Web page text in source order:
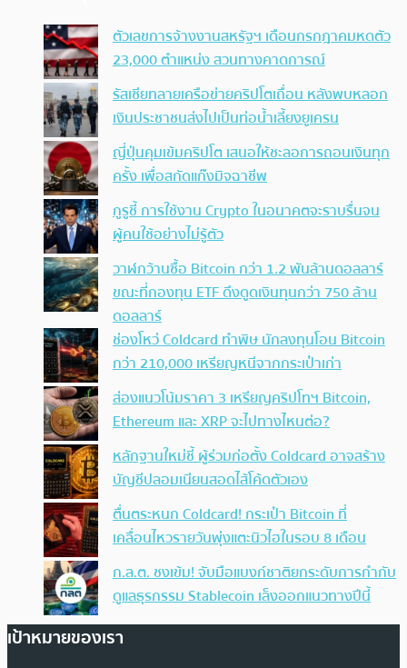
ตัวเลขการจ้างงานสหรัฐฯ เดือนกรกฎาคมหดตัว
23,000 ตำแหน่ง สวนทางคาดการณ์
รัสเซียทลายเครือข่ายคริปโตเถื่อน หลังพบหลอก
เงินประชาชนส่งไปเป็นท่อน้ำเลี้ยงยูเครน
ญี่ปุ่นคุมเข้มคริปโต เสนอให้ชะลอการถอนเงินทุก
ครั้ง เพื่อสกัดแก๊งมิจฉาชีพ
กูรูชี้ การใช้งาน Crypto ในอนาคตจะราบรื่นจน
ผู้คนใช้อย่างไม่รู้ตัว
วาฬกว้านซื้อ Bitcoin กว่า 1.2 พันล้านดอลลาร์
ขณะที่กองทุน ETF ดึงดูดเงินทุนกว่า 750 ล้าน
ดอลลาร์
ช่องโหว่ Coldcard ทำพิษ นักลงทุนโอน Bitcoin
กว่า 210,000 เหรียญหนีจากกระเป๋าเก่า
ส่องแนวโน้มราคา 3 เหรียญคริปโทฯ Bitcoin,
Ethereum และ XRP จะไปทางไหนต่อ?
หลักฐานใหม่ชี้ ผู้ร่วมก่อตั้ง Coldcard อาจสร้าง
บัญชีปลอมเนียนสอดไส้โค้ดตัวเอง
ตื่นตระหนก Coldcard! กระเป๋า Bitcoin ที่
เคลื่อนไหวรายวันพุ่งแตะนิวไฮในรอบ 8 เดือน
ก.ล.ต. ชงเข้ม! จับมือแบงก์ชาติยกระดับการกำกับ
ดูแลธุรกรรม Stablecoin เล็งออกแนวทางปีนี้
เป้าหมายของเรา